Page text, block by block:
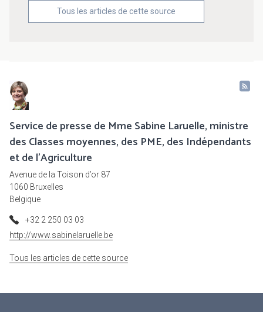
Tous les articles de cette source
Service de presse de Mme Sabine Laruelle, ministre
des Classes moyennes, des PME, des Indépendants
et de l'Agriculture
Avenue de la Toison d’or 87
1060 Bruxelles
Belgique
+32 2 250 03 03
http://www.sabinelaruelle.be
Tous les articles de cette source